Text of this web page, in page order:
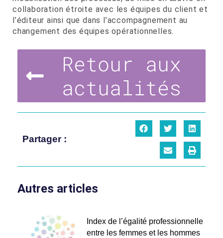
collaboration étroite avec les équipes du client et
l’éditeur ainsi que dans l’accompagnement au
changement des équipes opérationnelles.
Retour aux
actualités
Partager :
Autres articles
Index de l’égalité professionnelle
entre les femmes et les hommes